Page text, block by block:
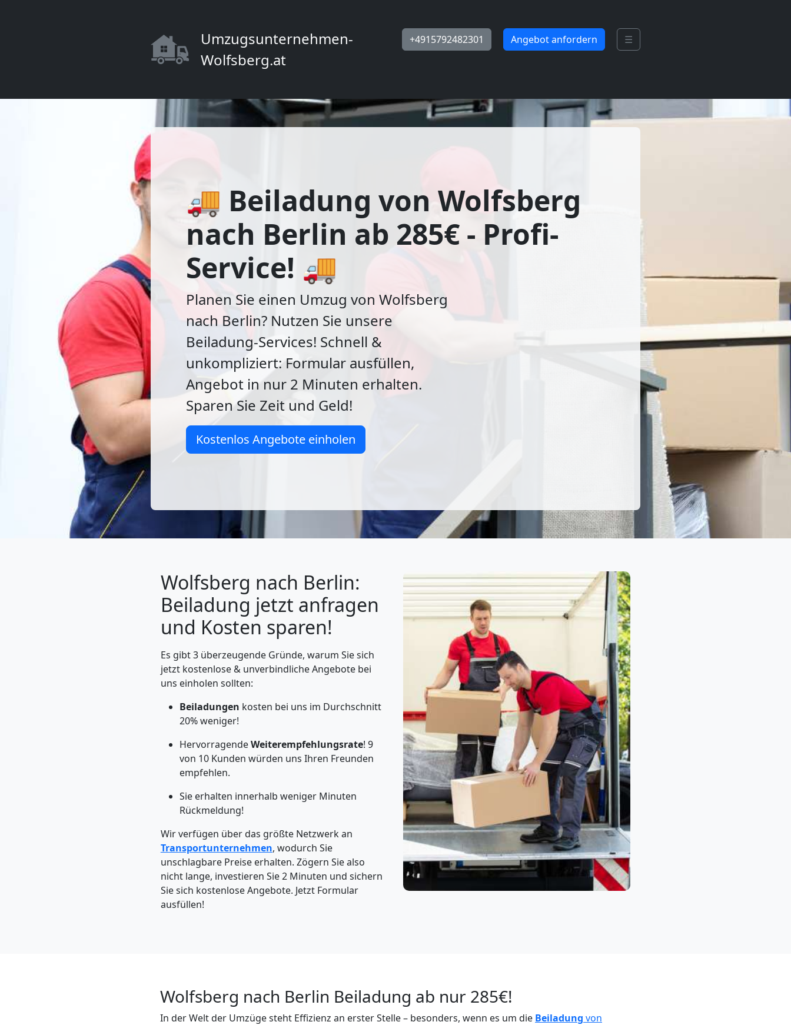
Umzugsunternehmen-
Wolfsberg.at
+4915792482301 Angebot anfordern ☰
🚚 Beiladung von Wolfsberg
nach Berlin ab 285€ - Profi-
Service! 🚚
Planen Sie einen Umzug von Wolfsberg
nach Berlin? Nutzen Sie unsere
Beiladung-Services! Schnell &
unkompliziert: Formular ausfüllen,
Angebot in nur 2 Minuten erhalten.
Sparen Sie Zeit und Geld!
Kostenlos Angebote einholen
Wolfsberg nach Berlin:
Beiladung jetzt anfragen
und Kosten sparen!
Es gibt 3 überzeugende Gründe, warum Sie sich
jetzt kostenlose & unverbindliche Angebote bei
uns einholen sollten:
Beiladungen kosten bei uns im Durchschnitt
20% weniger!
HervorragendeWeiterempfehlungsrate! 9
von 10 Kunden würden uns Ihren Freunden
empfehlen.
Sie erhalten innerhalb weniger Minuten
Rückmeldung!
Wir verfügen über das größte Netzwerk an
Transportunternehmen, wodurch Sie
unschlagbare Preise erhalten. Zögern Sie also
nicht lange, investieren Sie 2 Minuten und sichern
Sie sich kostenlose Angebote. Jetzt Formular
ausfüllen!
Wolfsberg nach Berlin Beiladung ab nur 285€!
In der Welt der Umzüge steht Effizienz an erster Stelle – besonders, wenn es um die Beiladung von